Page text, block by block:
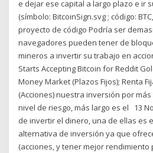
e dejar ese capital a largo plazo e ir
(símbolo: BitcoinSign.svg ; código:
proyecto de código Podría ser
navegadores pueden tener de
mineros a invertir su trabajo en
Starts Accepting Bitcoin for Reddit
Money Market (Plazos Fijos); Renta
(Acciones) nuestra inversión por
nivel de riesgo, más largo es el 13
de invertir el dinero, una de ellas es
alternativa de inversión ya que
(acciones, y tener mejor